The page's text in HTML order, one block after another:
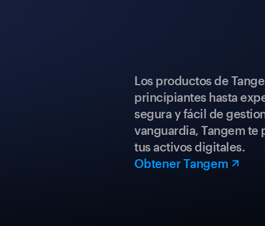
Los productos de
principiantes hasta
segura y fácil de
vanguardia, Tangem
tus activos digitales.
Obtener Tangem